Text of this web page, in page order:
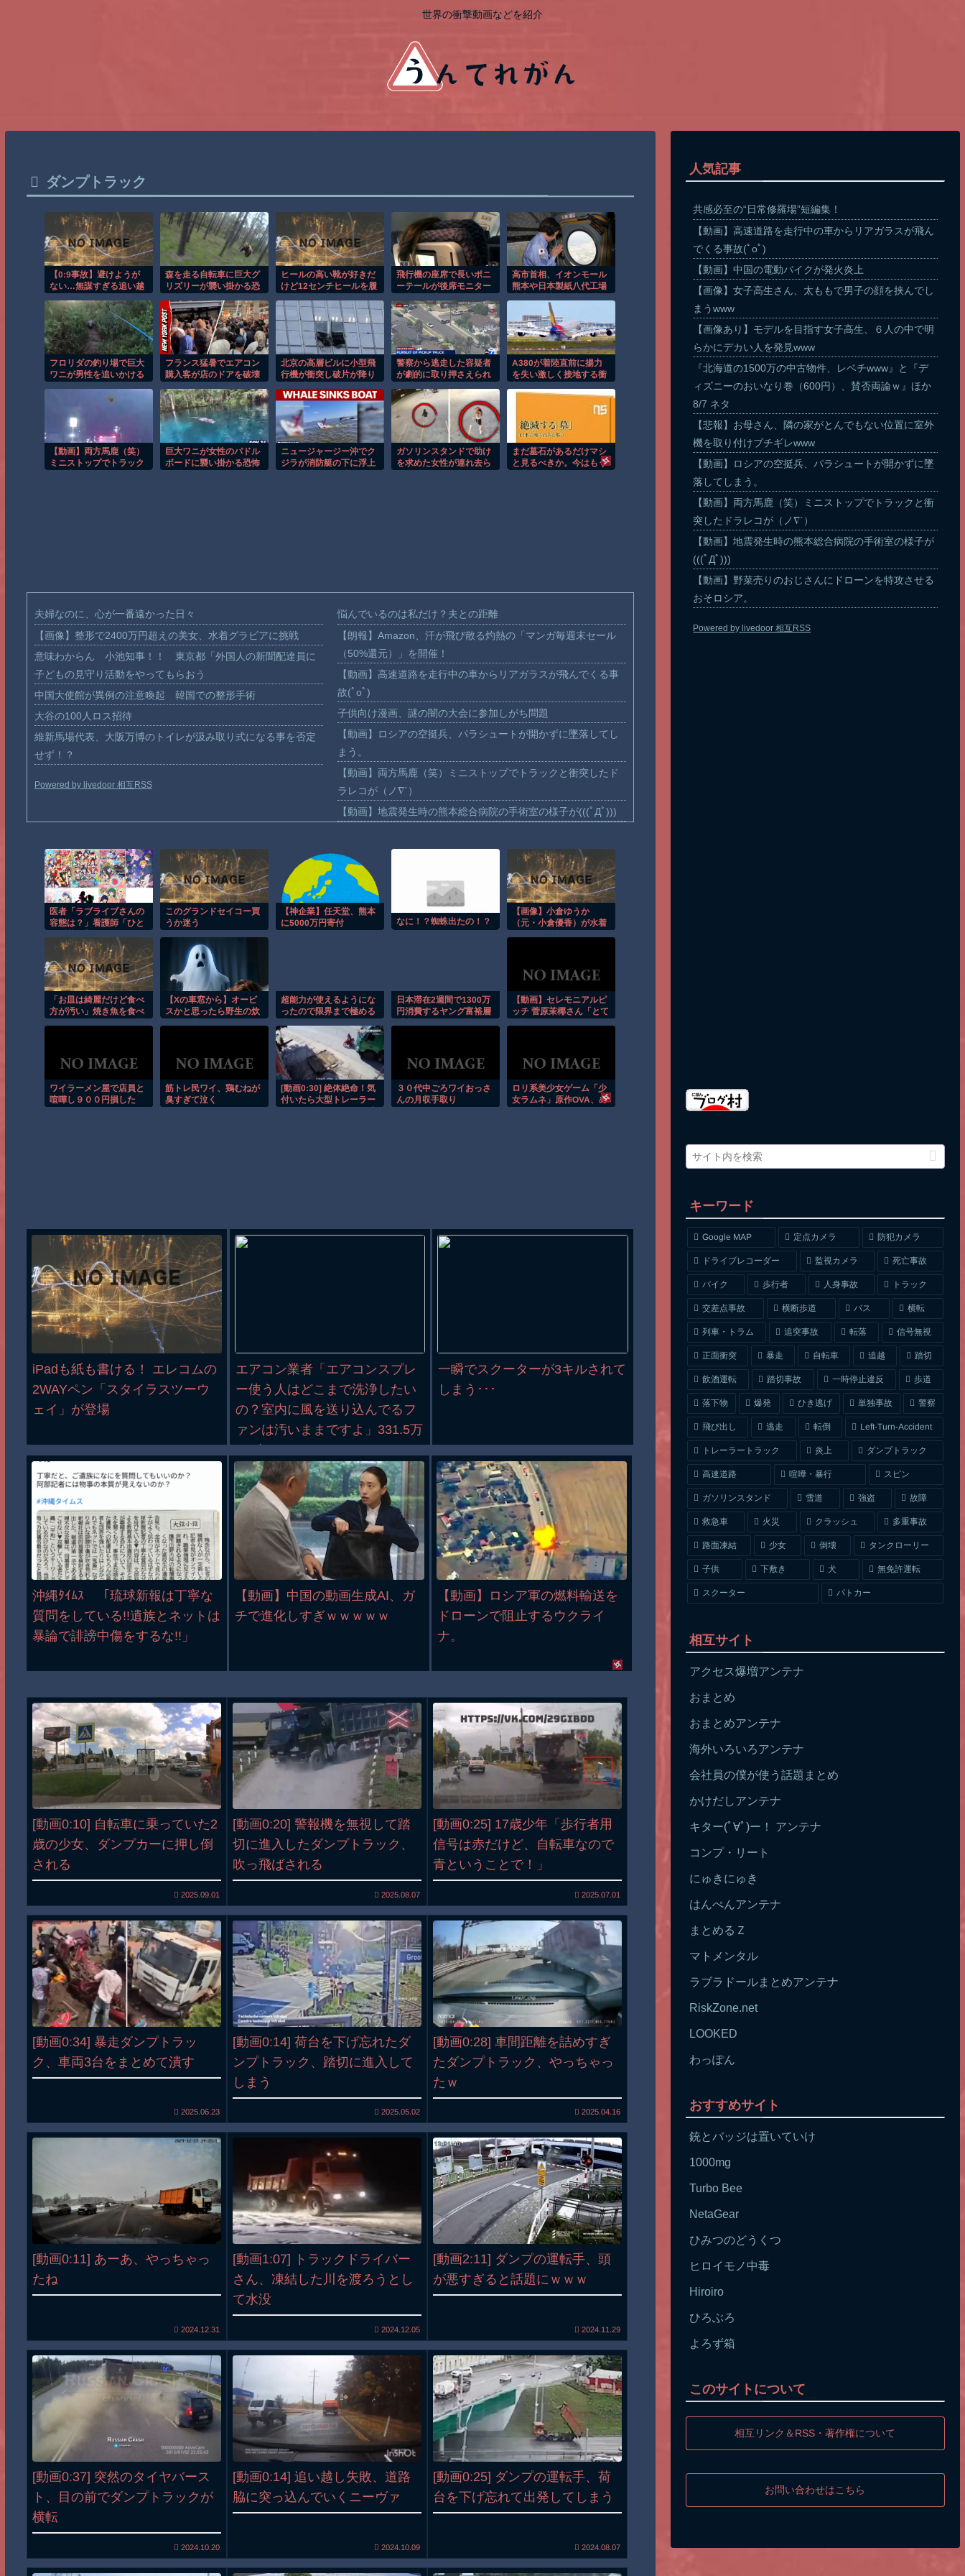
世界の衝撃動画などを紹介
ダンプトラック
【0:9事故】避けようが
ない…無謀すぎる追い越
森を走る自転車に巨大グ
リズリーが襲い掛かる恐
ヒールの高い靴が好きだ
けど12センチヒールを履
れるときがある
飛行機の座席で長いポニ
ーテールが後席モニター
高市首相、イオンモール
熊本や日本製紙八代工場
ヘリに搭乗！
フロリダの釣り場で巨大
ワニが男性を追いかける
フランス猛暑でエアコン
購入客が店のドアを破壊
北京の高層ビルに小型飛
行機が衝突し破片が降り
警察から逃走した容疑者
が劇的に取り押さえられ
A380が着陸直前に揚力
を失い激しく接地する衝
【動画】両方馬鹿（笑）
ミニストップでトラック
巨大ワニが女性のパドル
ボードに襲い掛かる恐怖
ニュージャージー沖でク
ジラが消防艇の下に浮上
ガソリンスタンドで助け
を求めた女性が連れ去ら
まだ墓石があるだけマシ
と見るべきか。今はもう
夫婦なのに、心が一番遠かった日々
【画像】整形で2400万円超えの美女、水着グラビアに挑戦
意味わからん 小池知事！！ 東京都「外国人の新聞配達員に
子どもの見守り活動をやってもらおう
中国大使館が異例の注意喚起 韓国での整形手術
大谷の100人ロス招待
維新馬場代表、大阪万博のトイレが汲み取り式になる事を否定
せず！？
Powered by livedoor 相互RSS
悩んでいるのは私だけ？夫との距離
【朗報】Amazon、汗が飛び散る灼熱の「マンガ毎週末セール
（50%還元）」を開催！
【動画】高速道路を走行中の車からリアガラスが飛んでくる事
故(ﾟoﾟ)
子供向け漫画、謎の闇の大会に参加しがち問題
【動画】ロシアの空挺兵、パラシュートが開かずに墜落してし
まう。
【動画】両方馬鹿（笑）ミニストップでトラックと衝突したド
ラレコが（ノ∇`）
【動画】地震発生時の熊本総合病院の手術室の様子が(((ﾟДﾟ)))
【朗報】大人気漫画「GANTZ」がAmazonでなんと全巻100円
ｗｗｗｗｗｗ
まだ墓石があるだけマシと見るべきか。今はもう合葬墓ばかり
【動画】新型のさすまた、限界突破ｗｗｗｗｗｗ
医者「ラブライブさんの
容態は？」看護師「ひと
このグランドセイコー買
うか迷う
【神企業】任天堂、熊本
に5000万円寄付 なに！？蜘蛛出たの！？
【画像】小倉ゆうか
（元・小倉優香）が水着
「お皿は綺麗だけど食べ
方が汚い」焼き魚を食べ
り、口から出した骨をテ
ーブルに並べる・・・
【Xの車窓から】オービ
スかと思ったら野生の炊
超能力が使えるようにな
ったので限界まで極める
日本滞在2週間で1300万
円消費するヤング富裕層
【動画】セレモニアルピ
ッチ 菅原茉椰さん「とて
テマリーンズ」
ワイラーメン屋で店員と
喧嘩し９００円損した
筋トレ民ワイ、鶏むねが
臭すぎて泣く
[動画0:30] 絶体絶命！気
付いたら大型トレーラー
３０代中ごろワイおっさ
んの月収手取り
ロリ系美少女ゲーム「少
女ラムネ」原作OVA、め
iPadも紙も書ける！ エレコムの
2WAYペン「スタイラスツーウ
ェイ」が登場
エアコン業者「エアコンスプレ
ー使う人はどこまで洗浄したい
の？室内に風を送り込んでるフ
ァンは汚いままですよ」331.5万
バズ
一瞬でスクーターが3キルされて
しまう･･･
沖縄ﾀｲﾑｽ 「琉球新報は丁寧な
質問をしている!!遺族とネットは
暴論で誹謗中傷をするな!!」
【動画】中国の動画生成AI、ガ
チで進化しすぎｗｗｗｗｗ
【動画】ロシア軍の燃料輸送を
ドローンで阻止するウクライ
ナ。
[動画0:10] 自転車に乗っていた2
歳の少女、ダンプカーに押し倒
される
2025.09.01
[動画0:20] 警報機を無視して踏
切に進入したダンプトラック、
吹っ飛ばされる
2025.08.07
[動画0:25] 17歳少年「歩行者用
信号は赤だけど、自転車なので
青ということで！」
2025.07.01
[動画0:34] 暴走ダンプトラッ
ク、車両3台をまとめて潰す
2025.06.23
[動画0:14] 荷台を下げ忘れたダ
ンプトラック、踏切に進入して
しまう
2025.05.02
[動画0:28] 車間距離を詰めすぎ
たダンプトラック、やっちゃっ
たｗ
2025.04.16
[動画0:11] あーあ、やっちゃっ
たね
2024.12.31
[動画1:07] トラックドライバー
さん、凍結した川を渡ろうとし
て水没
2024.12.05
[動画2:11] ダンプの運転手、頭
が悪すぎると話題にｗｗｗ
2024.11.29
[動画0:37] 突然のタイヤバース
ト、目の前でダンプトラックが
横転
2024.10.20
[動画0:14] 追い越し失敗、道路
脇に突っ込んでいくニーヴァ
2024.10.09
[動画0:25] ダンプの運転手、荷
台を下げ忘れて出発してしまう
2024.08.07
人気記事
共感必至の“日常修羅場”短編集！
【動画】高速道路を走行中の車からリアガラスが飛ん
でくる事故(ﾟoﾟ)
【動画】中国の電動バイクが発火炎上
【画像】女子高生さん、太ももで男子の顔を挟んでし
まうwww
【画像あり】モデルを目指す女子高生、６人の中で明
らかにデカい人を発見www
『北海道の1500万の中古物件、レベチwww』と『デ
ィズニーのおいなり巻（600円）、賛否両論ｗ』ほか
8/7 ネタ
【悲報】お母さん、隣の家がとんでもない位置に室外
機を取り付けブチギレwww
【動画】ロシアの空挺兵、パラシュートが開かずに墜
落してしまう。
【動画】両方馬鹿（笑）ミニストップでトラックと衝
突したドラレコが（ノ∇`）
【動画】地震発生時の熊本総合病院の手術室の様子が
(((ﾟДﾟ)))
【動画】野菜売りのおじさんにドローンを特攻させる
おそロシア。
Powered by livedoor 相互RSS
キーワード
Google MAP 定点カメラ 防犯カメラ
ドライブレコーダー 監視カメラ 死亡事故
バイク 歩行者 人身事故 トラック
交差点事故 横断歩道 バス 横転
列車・トラム 追突事故 転落 信号無視
正面衝突 暴走 自転車 追越 踏切
飲酒運転 踏切事故 一時停止違反 歩道
落下物 爆発 ひき逃げ 単独事故 警察
飛び出し 逃走 転倒 Left-Turn-Accident
トレーラートラック 炎上 ダンプトラック
高速道路 喧嘩・暴行 スピン
ガソリンスタンド 雪道 強盗 故障
救急車 火災 クラッシュ 多重事故
路面凍結 少女 倒壊 タンクローリー
子供 下敷き 犬 無免許運転
スクーター パトカー
相互サイト
アクセス爆増アンテナ
おまとめ
おまとめアンテナ
海外いろいろアンテナ
会社員の僕が使う話題まとめ
かけだしアンテナ
キター(ﾟ∀ﾟ)ー！ アンテナ
コンプ・リート
にゅきにゅき
はんぺんアンテナ
まとめるＺ
マトメンタル
ラブラドールまとめアンテナ
RiskZone.net
LOOKED
わっぽん
おすすめサイト
銃とバッジは置いていけ
1000mg
Turbo Bee
NetaGear
ひみつのどうくつ
ヒロイモノ中毒
Hiroiro
ひろぶろ
よろず箱
このサイトについて
相互リンク＆RSS・著作権について
お問い合わせはこちら